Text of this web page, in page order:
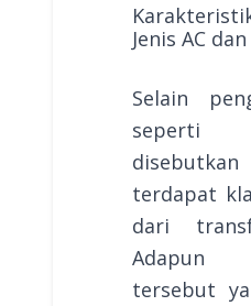
Jenis AC
Selain
terdapat
dari
Adapun
tersebut